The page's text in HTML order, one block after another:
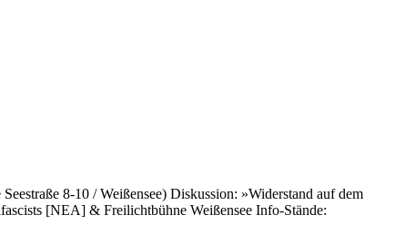
8-10 / Weißensee) Diskussion: »Widerstand auf dem
[NEA] & Freilichtbühne Weißensee Info-Stände: